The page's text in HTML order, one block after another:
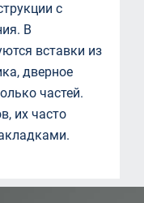
с
В
вставки из
дверное
частей.
их часто